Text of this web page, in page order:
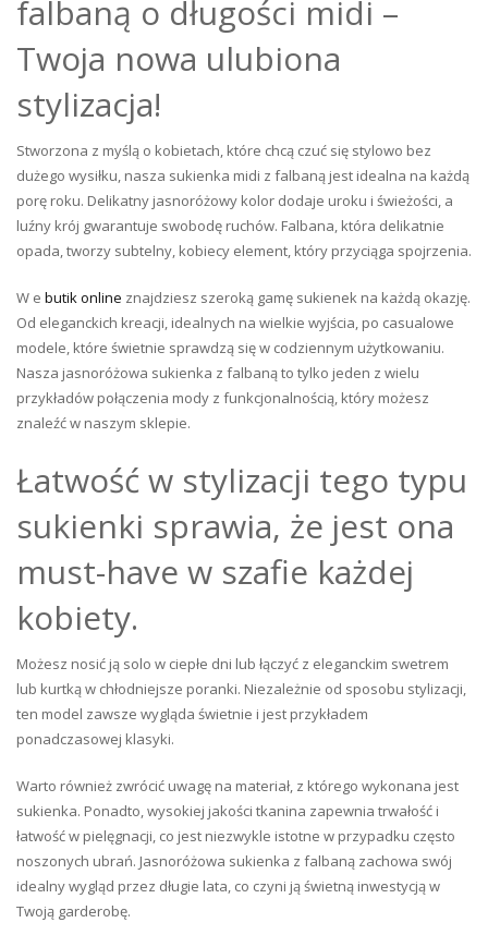
falbaną o długości midi –
Twoja nowa ulubiona
stylizacja!
Stworzona z myślą o kobietach, które chcą czuć się stylowo bez
dużego wysiłku, nasza sukienka midi z falbaną jest idealna na każdą
porę roku. Delikatny jasnoróżowy kolor dodaje uroku i świeżości, a
luźny krój gwarantuje swobodę ruchów. Falbana, która delikatnie
opada, tworzy subtelny, kobiecy element, który przyciąga spojrzenia.
W e butik online znajdziesz szeroką gamę sukienek na każdą okazję.
Od eleganckich kreacji, idealnych na wielkie wyjścia, po casualowe
modele, które świetnie sprawdzą się w codziennym użytkowaniu.
Nasza jasnoróżowa sukienka z falbaną to tylko jeden z wielu
przykładów połączenia mody z funkcjonalnością, który możesz
znaleźć w naszym sklepie.
Łatwość w stylizacji tego typu
sukienki sprawia, że jest ona
must-have w szafie każdej
kobiety.
Możesz nosić ją solo w ciepłe dni lub łączyć z eleganckim swetrem
lub kurtką w chłodniejsze poranki. Niezależnie od sposobu stylizacji,
ten model zawsze wygląda świetnie i jest przykładem
ponadczasowej klasyki.
Warto również zwrócić uwagę na materiał, z którego wykonana jest
sukienka. Ponadto, wysokiej jakości tkanina zapewnia trwałość i
łatwość w pielęgnacji, co jest niezwykle istotne w przypadku często
noszonych ubrań. Jasnoróżowa sukienka z falbaną zachowa swój
idealny wygląd przez długie lata, co czyni ją świetną inwestycją w
Twoją garderobę.